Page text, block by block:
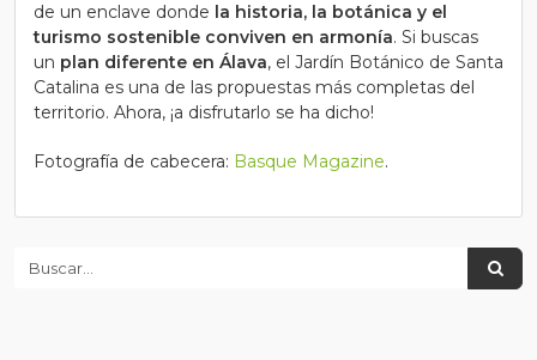
de un enclave donde la historia, la botánica y el
turismo sostenible conviven en armonía. Si buscas
un plan diferente en Álava, el Jardín Botánico de Santa
Catalina es una de las propuestas más completas del
territorio. Ahora, ¡a disfrutarlo se ha dicho!
Fotografía de cabecera: Basque Magazine.